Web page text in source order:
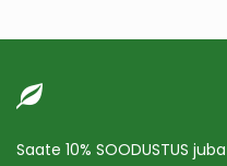
Saate 10% SOODUSTUS